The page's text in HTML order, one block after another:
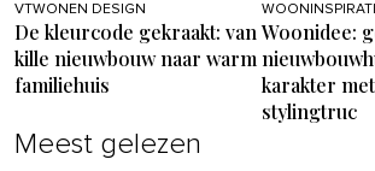
VTWONEN DESIGN
De kleurcode gekraakt: van
kille nieuwbouw naar warm
familiehuis
Woonidee:
karakter
stylingtruc
Meest gelezen